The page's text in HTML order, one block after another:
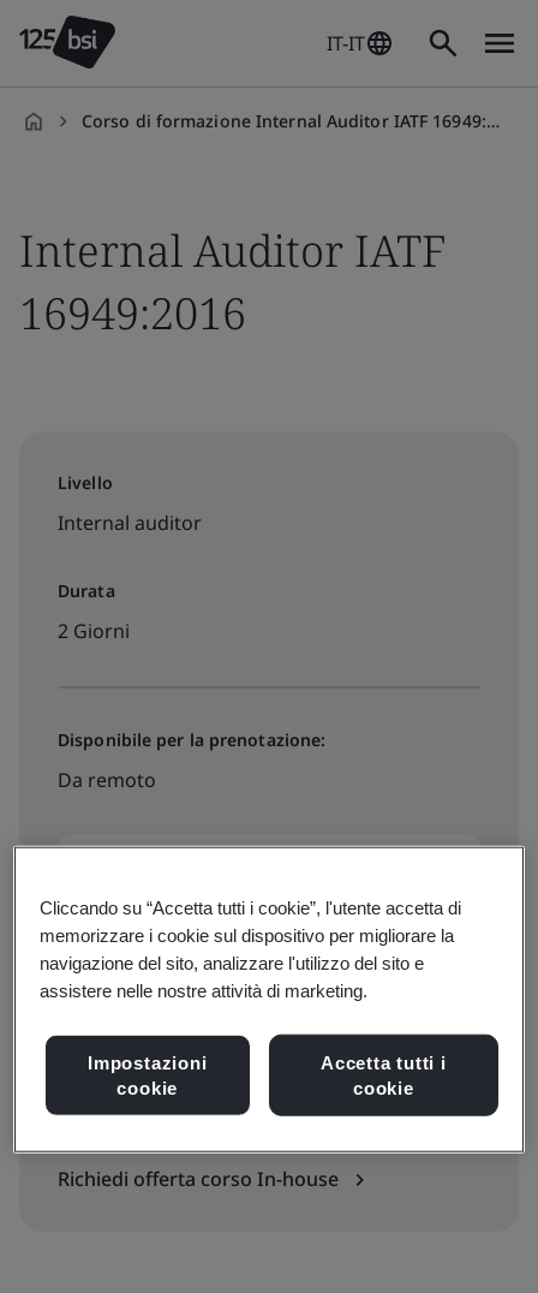
IT-IT
Corso di formazione Internal Auditor IATF 16949:2016
Internal Auditor IATF
16949:2016
Livello
Internal auditor
Durata
2 Giorni
Disponibile per la prenotazione:
Da remoto
Date, prezzi e iscrizioni
Disponibile per preventivo:
In-house
Richiedi offerta corso In-house
Cliccando su “Accetta tutti i cookie”, l'utente accetta di
memorizzare i cookie sul dispositivo per migliorare la
navigazione del sito, analizzare l'utilizzo del sito e
assistere nelle nostre attività di marketing.
Impostazioni
cookie
Accetta tutti i
cookie